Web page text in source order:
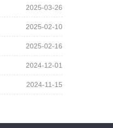
2025-03-26
2025-02-10
2025-02-16
2024-12-01
2024-11-15